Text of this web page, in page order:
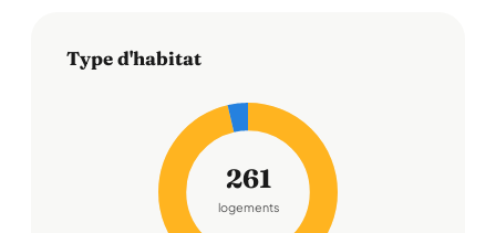
Type d'habitat
261
logements